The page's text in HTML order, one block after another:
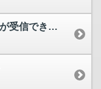
アプリからのメール(認証コード等)が受信できない